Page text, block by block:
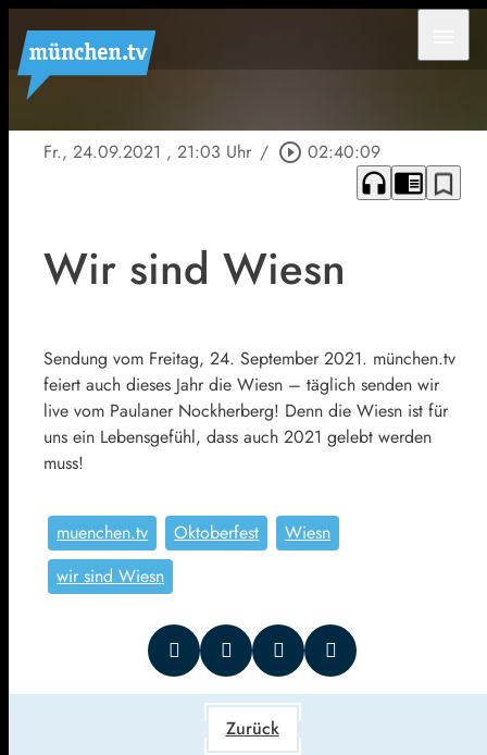
Fr., 24.09.2021 , 21:03 Uhr / play_circle_outline 02:40:09
headphones chrome_reader_mode bookmark_border
Wir sind Wiesn
Sendung vom Freitag, 24. September 2021. münchen.tv
feiert auch dieses Jahr die Wiesn – täglich senden wir
live vom Paulaner Nockherberg! Denn die Wiesn ist für
uns ein Lebensgefühl, dass auch 2021 gelebt werden
muss!
muenchen.tv Oktoberfest
Wiesn
wir sind Wiesn
Zurück